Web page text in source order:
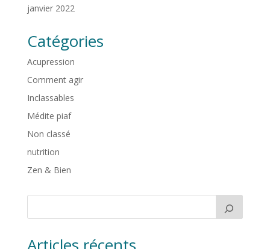
janvier 2022
Catégories
Acupression
Comment agir
Inclassables
Médite piaf
Non classé
nutrition
Zen & Bien